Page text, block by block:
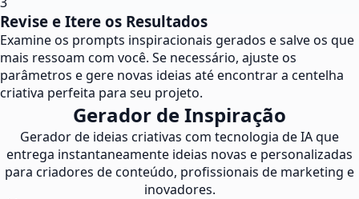
Revise e Itere os Resultados
Examine os prompts inspiracionais gerados e salve os que
mais ressoam com você. Se necessário, ajuste os
parâmetros e gere novas ideias até encontrar a centelha
criativa perfeita para seu projeto.
Gerador de Inspiração
Gerador de ideias criativas com tecnologia de IA que
entrega instantaneamente ideias novas e personalizadas
para criadores de conteúdo, profissionais de marketing e
inovadores.